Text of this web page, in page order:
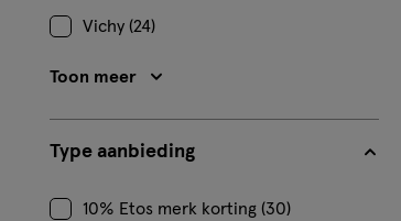
Vichy (24)
Toon meer
Type aanbieding
10% Etos merk korting (30)